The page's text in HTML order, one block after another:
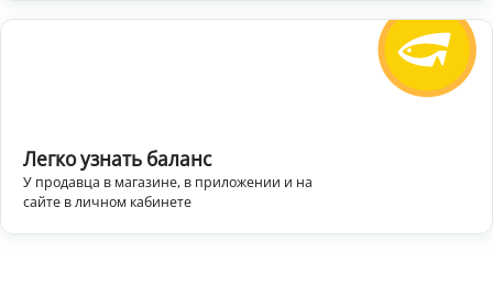
Легко узнать баланс
У продавца в магазине, в приложении и на
сайте в личном кабинете